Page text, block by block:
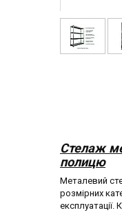
Стелаж
полицю
Металевий
розмірних